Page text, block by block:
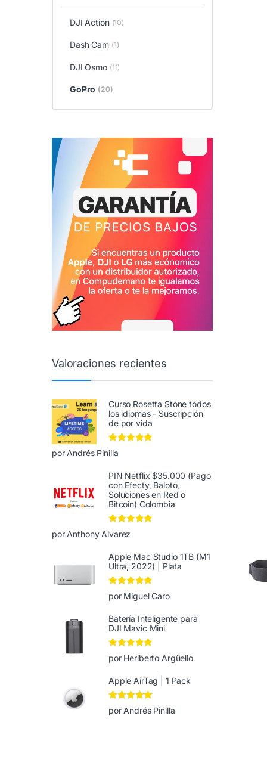
DJI Action (10)
Dash Cam (1)
DJI Osmo (11)
GoPro (20)
Valoraciones recientes
Curso Rosetta Stone todos
los idiomas - Suscripción
de por vida
Valorado en
de 5
por Andrés Pinilla
PIN Netflix $35.000 (Pago
con Efecty, Baloto,
Soluciones en Red o
Bitcoin) Colombia
Valorado en
de 5
por Anthony Alvarez
Apple Mac Studio 1TB (M1
Ultra, 2022) | Plata
Valorado en 5
de 5
por Miguel Caro
Batería Inteligente para
DJI Mavic Mini
Valorado en5
de 5
por Heriberto Argüello
Apple AirTag | 1 Pack
Valorado en5
de 5
por Andrés Pinilla